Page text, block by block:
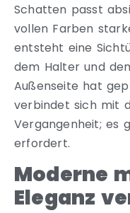
Schatten passt
vollen Farben
entsteht eine
dem Halter und
Außenseite hat
verbindet sich mit
Vergangenheit; es
erfordert.
Moderne
Eleganz